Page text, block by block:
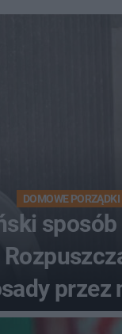
DOMOWE PORZĄDKI
przez